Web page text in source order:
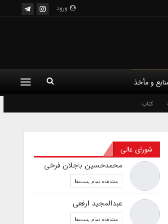
ورود
و مأخذ
کتاب
شورای عالی
محمدحسین باجلان فرخی
مشاهده تمام پست‌ها
عبدالمجید ارفعی
مشاهده تمام پست‌ها